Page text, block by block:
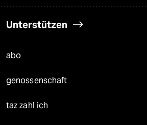
Unterstützen
abo
genossenschaft
taz zahl ich